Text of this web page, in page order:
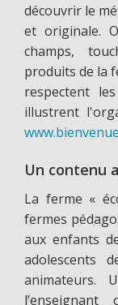
découvrir le
et originale.
champs,
produits de la
respectent
illustrent
Un contenu
La ferme «
fermes
aux enfants
adolescents
animateurs.
l’enseignant